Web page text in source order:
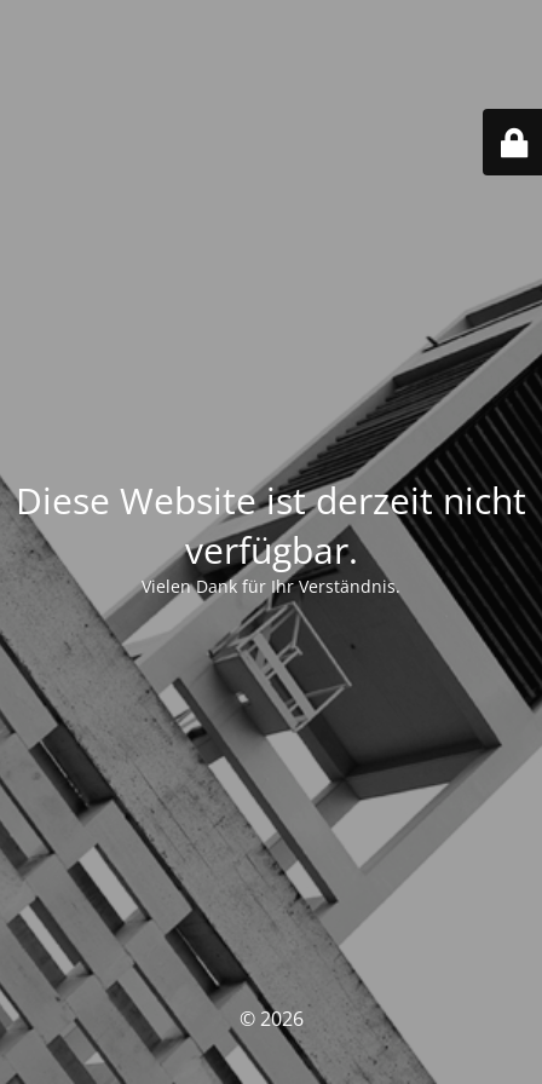
Diese Website ist derzeit nicht
verfügbar.
Vielen Dank für Ihr Verständnis.
© 2026